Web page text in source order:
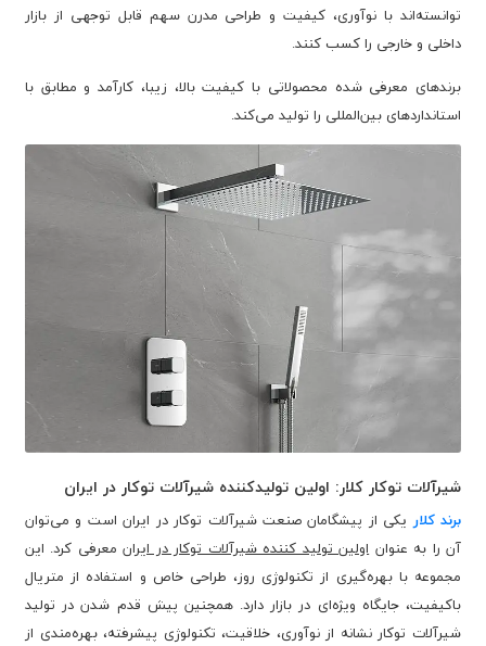
توانسته‌اند با نوآوری، کیفیت و طراحی مدرن سهم قابل توجهی از بازار
داخلی و خارجی را کسب کنند.
برندهای معرفی شده محصولاتی با کیفیت بالا، زیبا، کارآمد و مطابق با
استانداردهای بین‌المللی را تولید می‌کند.
شیرآلات توکار کلار: اولین تولیدکننده شیرآلات توکار در ایران
برند کلار یکی از پیشگامان صنعت شیرآلات توکار در ایران است و می‌توان
آن را به عنواناولین تولید کننده شیرآلات توکار در ایرانمعرفی کرد. این
مجموعه با بهره‌گیری از تکنولوژی روز، طراحی خاص و استفاده از متریال
باکیفیت، جایگاه ویژه‌ای در بازار دارد. همچنین پیش قدم شدن در تولید
شیرآلات توکار نشانه از نوآوری، خلاقیت، تکنولوژی پیشرفته، بهره‌مندی از